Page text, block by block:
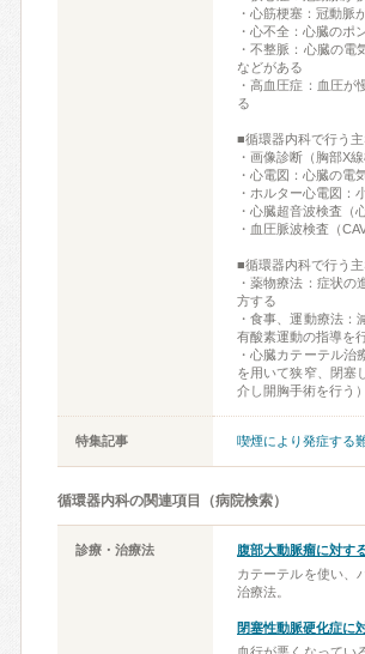
・心筋梗塞：冠動脈
・心不全：心臓のポ
・不整脈：心臓の
などがある
・高血圧症：血圧
る
■循環器内科で行う
・画像診断（胸部X
・心電図：心臓の電
・ホルター心電図：
・心臓超音波検査（
・血圧脈波検査（
■循環器内科で行う
・薬物療法：症状
方する
・食事、運動療法
有酸素運動の指導を
・心臓カテーテル
を用いて狭窄、閉塞
介し開胸手術を行う）
特集記事 喫煙により発症する
循環器内科の関連項目（病院検索）
診療・治療法
腹部大動脈瘤に対す
カテーテルを使い、
治療法。
閉塞性動脈硬化症に